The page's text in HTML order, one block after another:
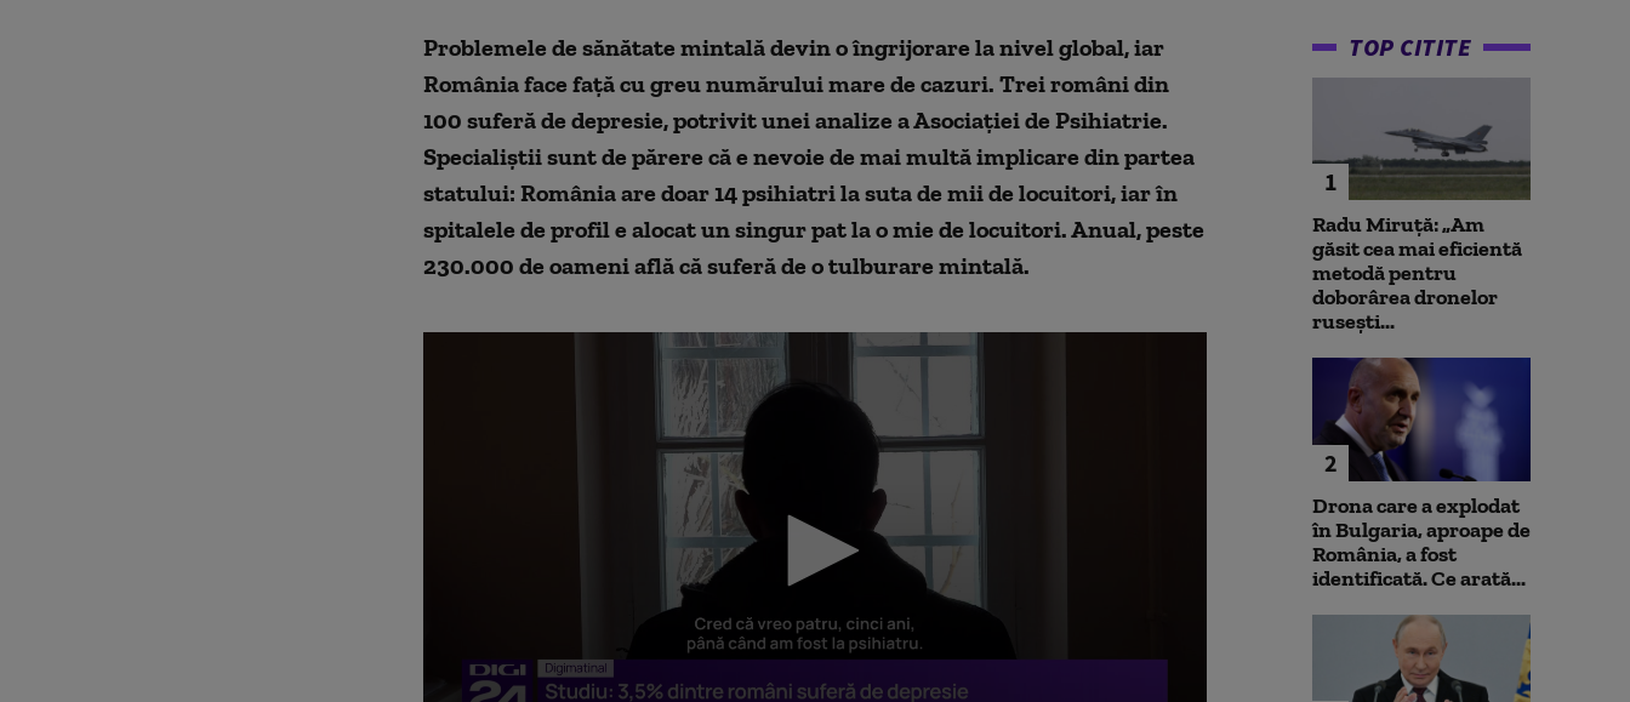
Problemele de sănătate mintală devin o îngrijorare la nivel global, iar
România face față cu greu numărului mare de cazuri. Trei români din
100 suferă de depresie, potrivit unei analize a Asociației de Psihiatrie.
Specialiștii sunt de părere că e nevoie de mai multă implicare din partea
statului: România are doar 14 psihiatri la suta de mii de locuitori, iar în
spitalele de profil e alocat un singur pat la o mie de locuitori. Anual, peste
230.000 de oameni află că suferă de o tulburare mintală.
TOP CITITE
1
Radu Miruță: „Am
găsit cea mai eficientă
metodă pentru
doborârea dronelor
rusești...
2
Drona care a explodat
în Bulgaria, aproape de
România, a fost
identificată. Ce arată...